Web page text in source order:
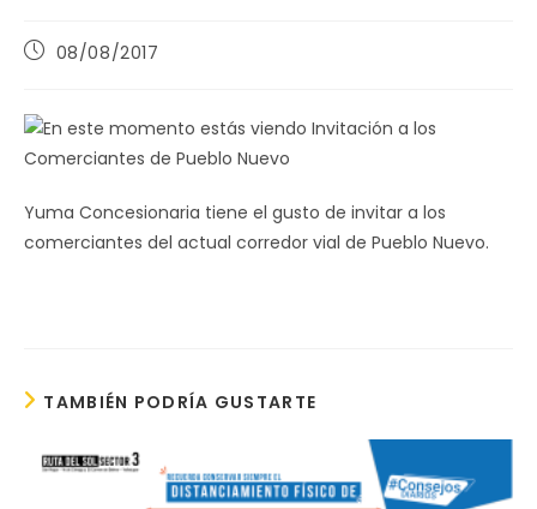
Publicación
entrada:
08/08/2017
Yuma Concesionaria tiene el gusto de invitar a los
comerciantes del actual corredor vial de Pueblo Nuevo.
TAMBIÉN PODRÍA GUSTARTE